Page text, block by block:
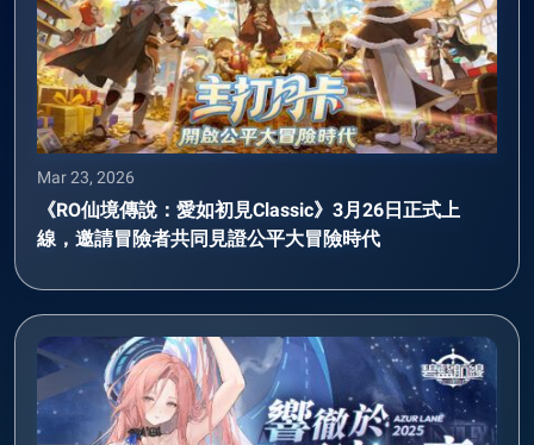
Mar 23, 2026
《RO仙境傳說：愛如初見Classic》3月26日正式上
線，邀請冒險者共同見證公平大冒險時代